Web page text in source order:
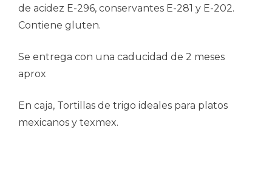
de acidez E-296, conservantes E-281 y E-202.
Contiene gluten.
Se entrega con una caducidad de 2 meses
aprox
En caja, Tortillas de trigo ideales para platos
mexicanos y texmex.